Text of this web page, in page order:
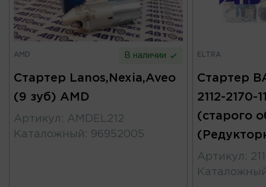
AMD В наличии
Стартер Lanos,Nexia,Aveo
(9 зуб) AMD
Артикул : AMDEL212
Каталожный : 96952005
ELTRA
Стартер
2112-2170-
(старого
Артикул :